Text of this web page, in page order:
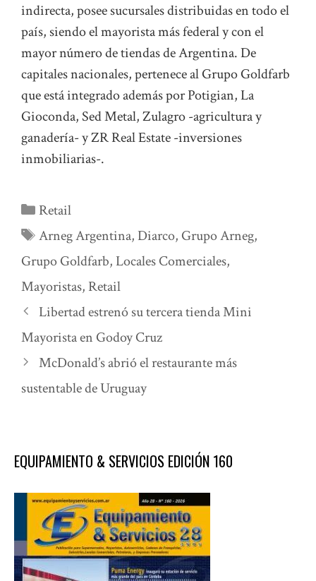
indirecta, posee sucursales distribuidas en todo el
país, siendo el mayorista más federal y con el
mayor número de tiendas de Argentina. De
capitales nacionales, pertenece al Grupo Goldfarb
que está integrado además por Potigian, La
Gioconda, Sed Metal, Zulagro -agricultura y
ganadería- y ZR Real Estate -inversiones
inmobiliarias-.
Categorías
Retail
Etiquetas
Arneg Argentina,Diarco, Grupo Arneg,
Grupo Goldfarb,Locales Comerciales,
Mayoristas, Retail
Libertad estrenó su tercera tienda Mini
Mayorista en Godoy Cruz
McDonald’s abrió el restaurante más
sustentable de Uruguay
EQUIPAMIENTO & SERVICIOS EDICIÓN 160